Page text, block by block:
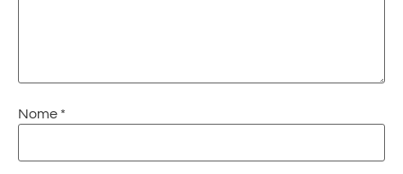
Nome *